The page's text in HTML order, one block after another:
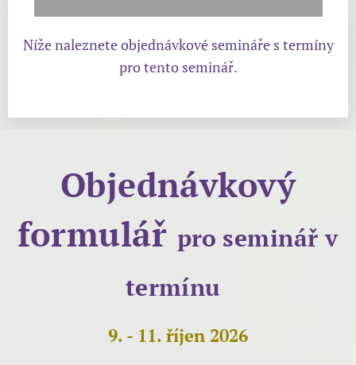
Níže naleznete objednávkové semináře s termíny
pro tento seminář.
Objednávkový
formulář pro seminář v
termínu
9. - 11. říjen 2026